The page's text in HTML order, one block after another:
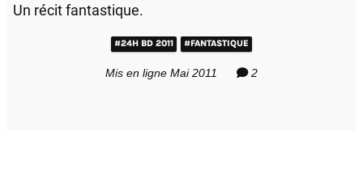
Un récit fantastique.
#24H BD 2011 #FANTASTIQUE
Mis en ligne Mai 2011 2